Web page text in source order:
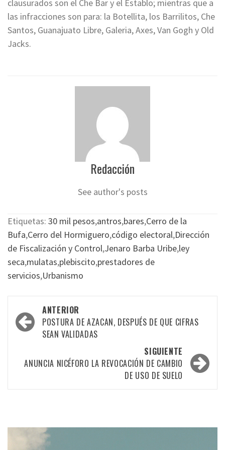
clausurados son el Che Bar y el Establo; mientras que a
las infracciones son para: la Botellita, los Barrilitos, Che
Santos, Guanajuato Libre, Galeria, Axes, Van Gogh y Old
Jacks.
Redacción
See author's posts
Etiquetas: 30 mil pesos,antros,bares,Cerro de la
Bufa,Cerro del Hormiguero,código electoral,Dirección
de Fiscalización y Control,Jenaro Barba Uribe,ley
seca,mulatas,plebiscito,prestadores de
servicios,Urbanismo
Navegación
por
entradas
ANTERIOR
POSTURA DE AZACAN, DESPUÉS DE QUE CIFRAS
SEAN VALIDADAS
SIGUIENTE
ANUNCIA NICÉFORO LA REVOCACIÓN DE CAMBIO
DE USO DE SUELO